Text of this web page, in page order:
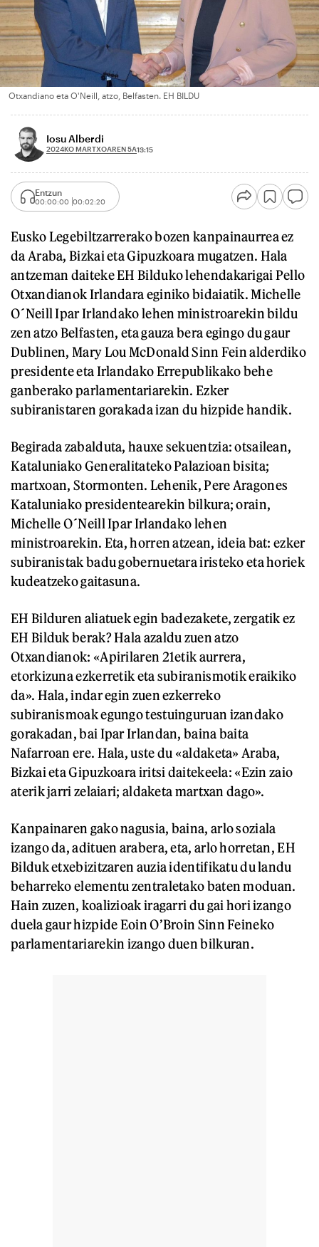
Otxandiano eta O'Neill, atzo, Belfasten. EH BILDU
Iosu Alberdi
2024KO MARTXOAREN 5A13:15
Entzun
00:00:00 00:02:20
Eusko Legebiltzarrerako bozen kanpainaurrea ez
da Araba, Bizkai eta Gipuzkoara mugatzen. Hala
antzeman daiteke EH Bilduko lehendakarigai Pello
Otxandianok Irlandara eginiko bidaiatik. Michelle
O´Neill Ipar Irlandako lehen ministroarekin bildu
zen atzo Belfasten, eta gauza bera egingo du gaur
Dublinen, Mary Lou McDonald Sinn Fein alderdiko
presidente eta Irlandako Errepublikako behe
ganberako parlamentariarekin. Ezker
subiranistaren gorakada izan du hizpide handik.
Begirada zabalduta, hauxe sekuentzia: otsailean,
Kataluniako Generalitateko Palazioan bisita;
martxoan, Stormonten. Lehenik, Pere Aragones
Kataluniako presidentearekin bilkura; orain,
Michelle O´Neill Ipar Irlandako lehen
ministroarekin. Eta, horren atzean, ideia bat: ezker
subiranistak badu gobernuetara iristeko eta horiek
kudeatzeko gaitasuna.
EH Bilduren aliatuek egin badezakete, zergatik ez
EH Bilduk berak? Hala azaldu zuen atzo
Otxandianok: «Apirilaren 21etik aurrera,
etorkizuna ezkerretik eta subiranismotik eraikiko
da». Hala, indar egin zuen ezkerreko
subiranismoak egungo testuinguruan izandako
gorakadan, bai Ipar Irlandan, baina baita
Nafarroan ere. Hala, uste du «aldaketa» Araba,
Bizkai eta Gipuzkoara iritsi daitekeela: «Ezin zaio
aterik jarri zelaiari; aldaketa martxan dago».
Kanpainaren gako nagusia, baina, arlo soziala
izango da, adituen arabera, eta, arlo horretan, EH
Bilduk etxebizitzaren auzia identifikatu du landu
beharreko elementu zentraletako baten moduan.
Hain zuzen, koalizioak iragarri du gai hori izango
duela gaur hizpide Eoin O’Broin Sinn Feineko
parlamentariarekin izango duen bilkuran.